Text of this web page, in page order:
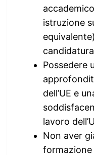
istruzione
Possedere
dell’UE e
lavoro
Non aver